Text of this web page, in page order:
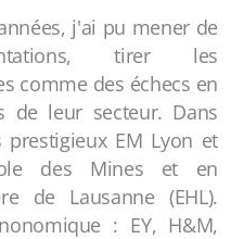
j'ai pu mener de
tirer les
comme des échecs en
de leur secteur. Dans
EM Lyon et
des Mines et en
de Lausanne (EHL).
: EY, H&M,